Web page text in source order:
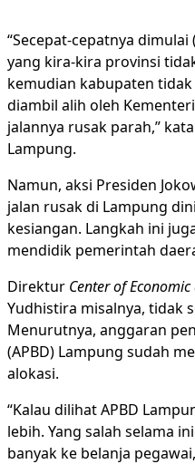
“Secepat-cepatnya
yang kira-kira provinsi
kemudian kabupaten
diambil alih oleh
jalannya rusak parah,”
Lampung.
Namun, aksi Presiden
jalan rusak di Lampung
kesiangan. Langkah ini
mendidik pemerintah
Direktur Center of
Yudhistira misalnya, tidak
Menurutnya, anggaran
(APBD) Lampung sudah
alokasi.
“Kalau dilihat APBD
lebih. Yang salah selama
banyak ke belanja